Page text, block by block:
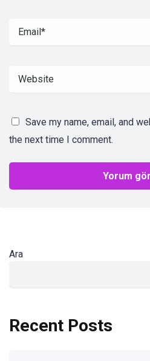
Save my name, email, and
the next time I comment.
Ara
Recent Posts